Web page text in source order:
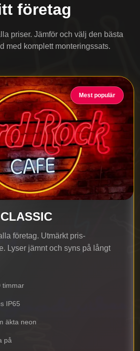
företag
priser. Jämför och välj den bästa
med komplett monteringssats.
Mest populär
företag. Utmärkt pris-
Lyser jämnt och syns på långt
timmar
IP65
äkta neon
på